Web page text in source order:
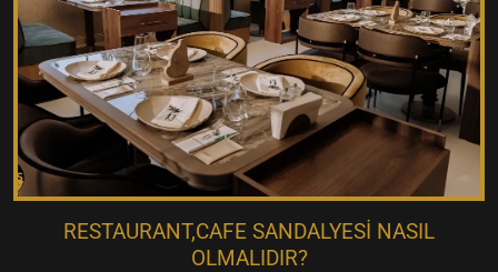
RESTAURANT,CAFE SANDALYESI NASIL
OLMALIDIR?